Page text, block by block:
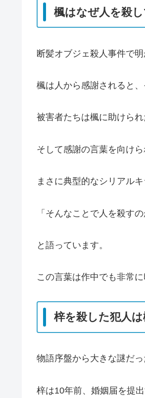
楓はなぜ人を殺
断髪オブジェ殺人事件で
楓は人から感謝されると
被害者たちは楓に助けら
そして感謝の言葉を向け
まさに典型的なシリアル
「そんなことで人を殺す
と語っています。
この言葉は作中でも非常に
梓を殺した犯人
物語序盤から大きな謎だ
梓は10年前、婚姻届を提